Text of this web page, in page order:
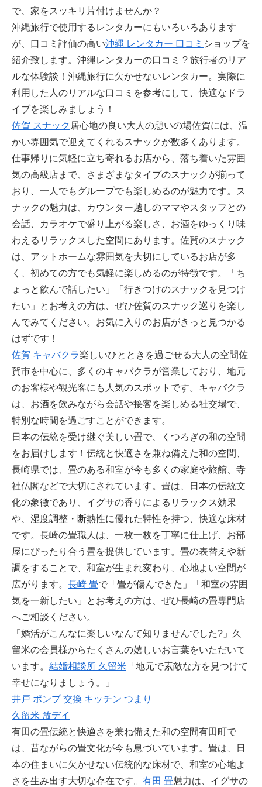
で、家をスッキリ片付けませんか？
沖縄旅行で使用するレンタカーにもいろいろあります
が、口コミ評価の高い沖縄 レンタカー 口コミ ショップを
紹介致します。沖縄レンタカーの口コミ ? 旅行者のリア
ルな体験談！沖縄旅行に欠かせないレンタカー。実際に
利用した人のリアルな口コミを参考にして、快適なドラ
イブを楽しみましょう！
佐賀 スナック 居心地の良い大人の憩いの場佐賀には、温
かい雰囲気で迎えてくれるスナックが数多くあります。
仕事帰りに気軽に立ち寄れるお店から、落ち着いた雰囲
気の高級店まで、さまざまなタイプのスナックが揃って
おり、一人でもグループでも楽しめるのが魅力です。ス
ナックの魅力は、カウンター越しのママやスタッフとの
会話、カラオケで盛り上がる楽しさ、お酒をゆっくり味
わえるリラックスした空間にあります。佐賀のスナック
は、アットホームな雰囲気を大切にしているお店が多
く、初めての方でも気軽に楽しめるのが特徴です。「ち
ょっと飲んで話したい」「行きつけのスナックを見つけ
たい」とお考えの方は、ぜひ佐賀のスナック巡りを楽し
んでみてください。お気に入りのお店がきっと見つかる
はずです！
佐賀 キャバクラ楽しいひとときを過ごせる大人の空間佐
賀市を中心に、多くのキャバクラが営業しており、地元
のお客様や観光客にも人気のスポットです。キャバクラ
は、お酒を飲みながら会話や接客を楽しめる社交場で、
特別な時間を過ごすことができます。
日本の伝統を受け継ぐ美しい畳で、くつろぎの和の空間
をお届けします！伝統と快適さを兼ね備えた和の空間、
長崎県では、畳のある和室が今も多くの家庭や旅館、寺
社仏閣などで大切にされています。畳は、日本の伝統文
化の象徴であり、イグサの香りによるリラックス効果
や、湿度調整・断熱性に優れた特性を持つ、快適な床材
です。長崎の畳職人は、一枚一枚を丁寧に仕上げ、お部
屋にぴったり合う畳を提供しています。畳の表替えや新
調をすることで、和室が生まれ変わり、心地よい空間が
広がります。 長崎 畳で「畳が傷んできた」「和室の雰囲
気を一新したい」とお考えの方は、ぜひ長崎の畳専門店
へご相談ください。
「婚活がこんなに楽しいなんて知りませんでした?」久
留米の会員様からたくさんの嬉しいお言葉をいただいて
います。 結婚相談所 久留米 「地元で素敵な方を見つけて
幸せになりましょう。」
井戸 ポンプ 交換 キッチン つまり
久留米 放デイ
有田の畳伝統と快適さを兼ね備えた和の空間有田町で
は、昔ながらの畳文化が今も息づいています。畳は、日
本の住まいに欠かせない伝統的な床材で、和室の心地よ
さを生み出す大切な存在です。 有田 畳魅力は、イグサの